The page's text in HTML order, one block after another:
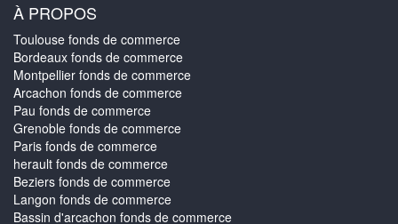
À PROPOS
Toulouse fonds de commerce
Bordeaux fonds de commerce
Montpellier fonds de commerce
Arcachon fonds de commerce
Pau fonds de commerce
Grenoble fonds de commerce
Paris fonds de commerce
herault fonds de commerce
Beziers fonds de commerce
Langon fonds de commerce
Bassin d'arcachon fonds de commerce